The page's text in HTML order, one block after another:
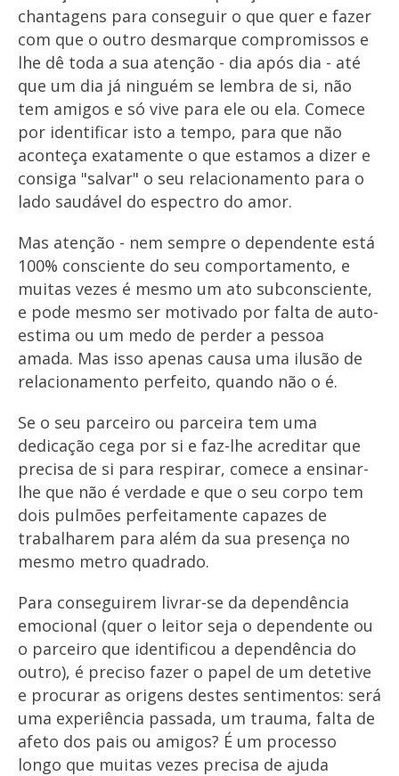
chantagens para conseguir o que quer e fazer
com que o outro desmarque compromissos e
lhe dê toda a sua atenção - dia após dia - até
que um dia já ninguém se lembra de si, não
tem amigos e só vive para ele ou ela. Comece
por identificar isto a tempo, para que não
aconteça exatamente o que estamos a dizer e
consiga "salvar" o seu relacionamento para o
lado saudável do espectro do amor.
Mas atenção - nem sempre o dependente está
100% consciente do seu comportamento, e
muitas vezes é mesmo um ato subconsciente,
e pode mesmo ser motivado por falta de auto-
estima ou um medo de perder a pessoa
amada. Mas isso apenas causa uma ilusão de
relacionamento perfeito, quando não o é.
Se o seu parceiro ou parceira tem uma
dedicação cega por si e faz-lhe acreditar que
precisa de si para respirar, comece a ensinar-
lhe que não é verdade e que o seu corpo tem
dois pulmões perfeitamente capazes de
trabalharem para além da sua presença no
mesmo metro quadrado.
Para conseguirem livrar-se da dependência
emocional (quer o leitor seja o dependente ou
o parceiro que identificou a dependência do
outro), é preciso fazer o papel de um detetive
e procurar as origens destes sentimentos: será
uma experiência passada, um trauma, falta de
afeto dos pais ou amigos? É um processo
longo que muitas vezes precisa de ajuda